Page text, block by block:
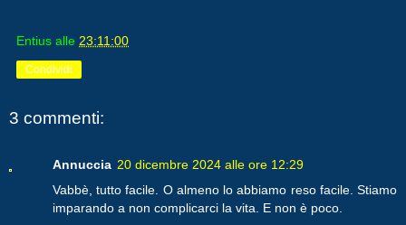
Entius alle 23:11:00
Condividi
3 commenti:
Annuccia 20 dicembre 2024 alle ore 12:29
Vabbè, tutto facile. O almeno lo abbiamo reso facile. Stiamo
imparando a non complicarci la vita. E non è poco.